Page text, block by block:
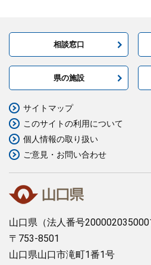
相談窓口
県の施設
山口県 （法人番号
〒753-8501
山口県山口市滝町1番1号
サイトマップ
このサイトの利用について
個人情報の取り扱い
ご意見・お問い合わせ